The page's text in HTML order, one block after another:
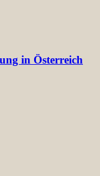
in Österreich